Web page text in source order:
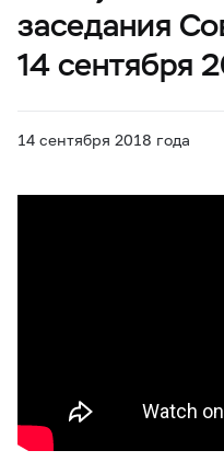
заседания
14 сентября
14 сентября 2018 года